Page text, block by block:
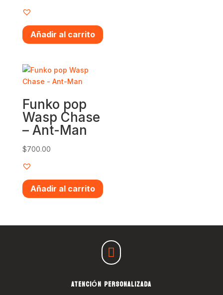
Añadir al carrito
Funko pop
Wasp Chase
– Ant-Man
$700.00
Añadir al carrito

ATENCIÓN PERSONALIZADA